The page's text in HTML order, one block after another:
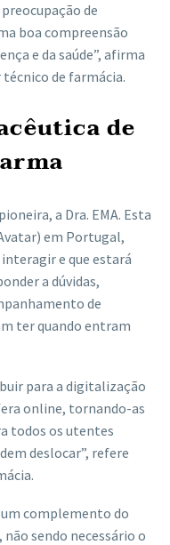
de
boa compreensão
e da saúde”, afirma
de farmácia.
de
a Dra. EMA. Esta
em Portugal,
e que estará
a dúvidas,
de
ter quando entram
para a digitalização
online, tornando-as
todos os utentes
deslocar”, refere
complemento do
sendo necessário o